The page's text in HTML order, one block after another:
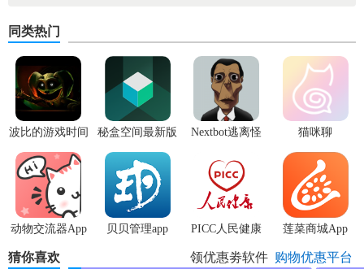
同类热门
波比的游戏时间
3安卓版
秘盒空间最新版
Nextbot逃离怪
猫咪聊
动物交流器App 贝贝管理app
PICC人民健康
app
莲菜商城App
猜你喜欢 购物优惠平台
领优惠劵软件